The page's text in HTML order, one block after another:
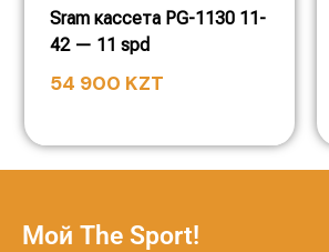
Sram кассета PG-1130 11-
42 — 11 spd
54 900 KZT
Мой The Sport!